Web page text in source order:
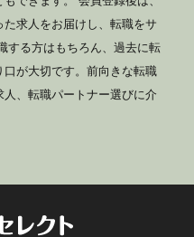
求人をお届けし、転職をサ
する方はもちろん、過去に転
が大切です。前向きな転職
、転職パートナー選びに介